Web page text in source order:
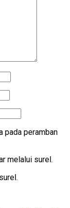
pada peramban
melalui surel.